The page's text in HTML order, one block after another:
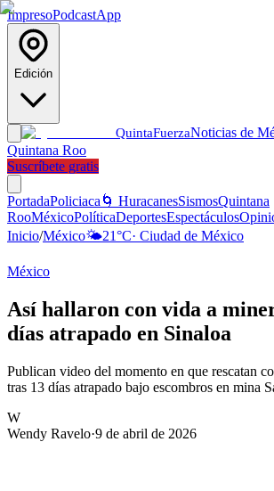
ImpresoPodcastApp
Edición
QuintaFuerzaNoticias de
Quintana Roo
Suscríbete gratis
PortadaPoliciaca 🌀 HuracanesSismosQuintana
RooMéxicoPolíticaDeportesEspectáculos
Inicio/México🌤️21°C· Ciudad de México
México
Así hallaron con vida a
días atrapado en Sinaloa
Publican video del momento en que rescatan
tras 13 días atrapado bajo escombros en mina
W
Wendy Ravelo·9 de abril de 2026